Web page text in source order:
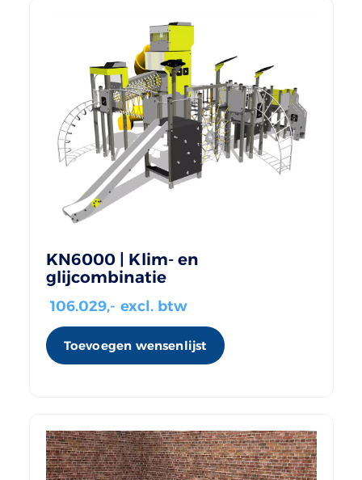
KN6000 | Klim- en
glijcombinatie
106.029,- excl. btw
Toevoegen wensenlijst